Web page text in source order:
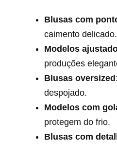
Blusas com
caimento delicado.
Modelos
produções
Blusas oversized
despojado.
Modelos com
protegem do frio.
Blusas com